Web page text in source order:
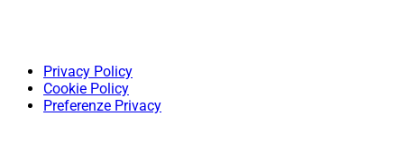
Privacy Policy
Cookie Policy
Preferenze Privacy